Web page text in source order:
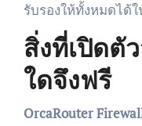
รับรองให้ทั้งหมดได้
สิ่งที่เปิดตั
ใดจึงฟรี
OrcaRouter